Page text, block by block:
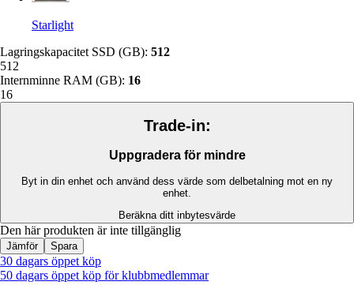
Starlight
Lagringskapacitet SSD (GB): 512
512
Internminne RAM (GB): 16
16
Trade-in:
Uppgradera för mindre
Byt in din enhet och använd dess värde som delbetalning mot en ny
enhet.
Beräkna ditt inbytesvärde
Den här produkten är inte tillgänglig
Jämför Spara
30 dagars öppet köp
50 dagars öppet köp för klubbmedlemmar